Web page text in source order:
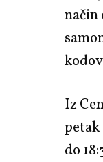
Iz
petak
do